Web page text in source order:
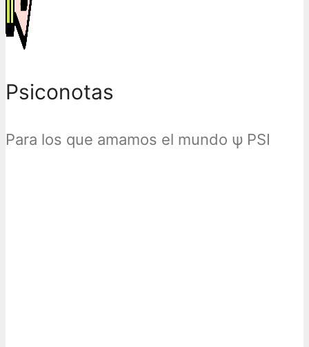
Psiconotas
Para los que amamos el mundo ψ PSI